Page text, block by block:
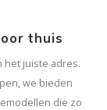
thuis
het juiste adres.
we bieden
die zo